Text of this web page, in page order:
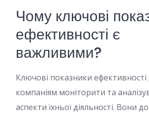
Чому ключові
ефективності є
важливими?
Ключові показники
компаніям моніторити та
аспекти їхньої діяльності. Вони